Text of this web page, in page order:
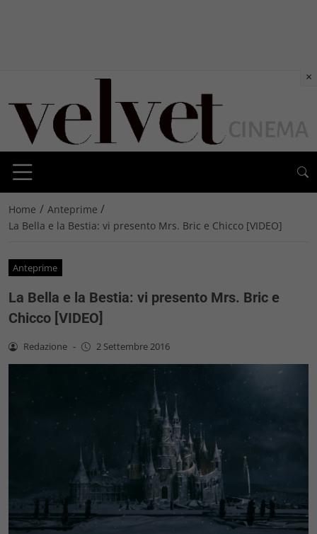
Home / Anteprime /
La Bella e la Bestia: vi presento Mrs. Bric e Chicco [VIDEO]
Anteprime
La Bella e la Bestia: vi presento Mrs. Bric e
Chicco [VIDEO]
Redazione - 2 Settembre 2016
×